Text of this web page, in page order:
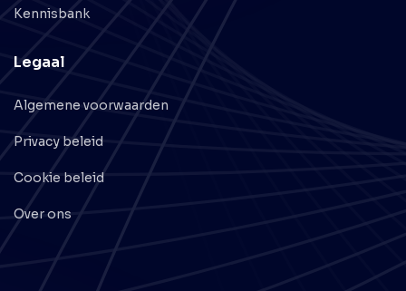
Kennisbank
Legaal
Algemene voorwaarden
Privacy beleid
Cookie beleid
Over ons